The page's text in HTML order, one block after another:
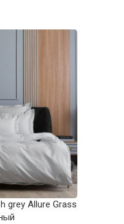
grey Allure Grass